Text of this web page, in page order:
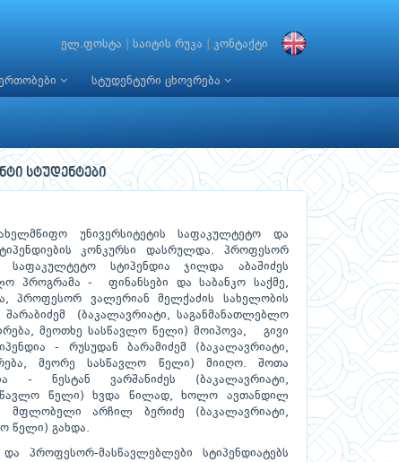
ელ.ფოსტა საიტის რუკა კონტაქტი
სტუდენტური ცხოვრება
სტუდენტები
უნივერსიტეტის საფაკულტეტო და
კონკურსი დასრულდა. პროფესორ
საფაკულტეტო სტიპენდია ჯილდა აბაშიძეს
პროგრამა - ფინანსები და საბანკო საქმე,
პროფესორ ვალერიან მელქაძის სახელობის
შარაბიძემ (ბაკალავრიატი, საგანმანათლებლო
მეოთხე სასწავლო წელი) მოიპოვა, გივი
- რუსუდან ბარამიძემ (ბაკალავრიატი,
მეორე სასწავლო წელი) მიიღო. შოთა
- ნესტან ვარშანიძეს (ბაკალავრიატი,
წელი) ხვდა წილად, ხოლო ავთანდილ
მფლობელი არჩილ ბერიძე (ბაკალავრიატი,
წელი) გახდა.
პროფესორ-მასწავლებლები სტიპენდიატებს